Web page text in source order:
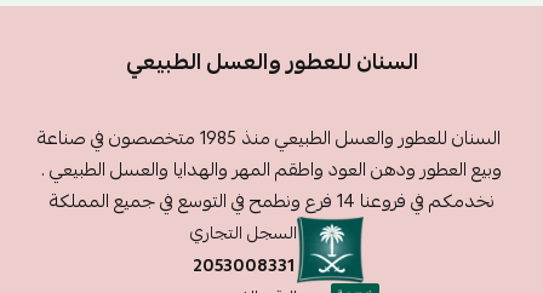
السنان للعطور والعسل الطبيعي
السنان للعطور والعسل الطبيعي منذ 1985 متخصصون في صناعة
وبيع العطور ودهن العود واطقم المهر والهدايا والعسل الطبيعي .
نخدمكم في فروعنا 14 فرع ونطمح في التوسع في جميع المملكة
السجل التجاري
2053008331